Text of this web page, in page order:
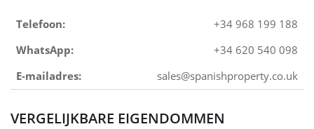
Telefoon:
+34 968 199 188
WhatsApp:
+34 620 540 098
E-mailadres:
sales@spanishproperty.co.uk
VERGELIJKBARE EIGENDOMMEN